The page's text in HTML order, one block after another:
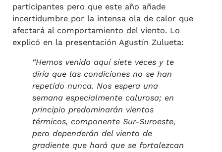
participantes pero que este año añade
incertidumbre por la intensa ola de calor que
afectará al comportamiento del viento. Lo
explicó en la presentación Agustín Zulueta:
“Hemos venido aquí siete veces y te
diría que las condiciones no se han
repetido nunca. Nos espera una
semana especialmente calurosa; en
principio predominarán vientos
térmicos, componente Sur-Suroeste,
pero dependerán del viento de
gradiente que hará que se fortalezcan